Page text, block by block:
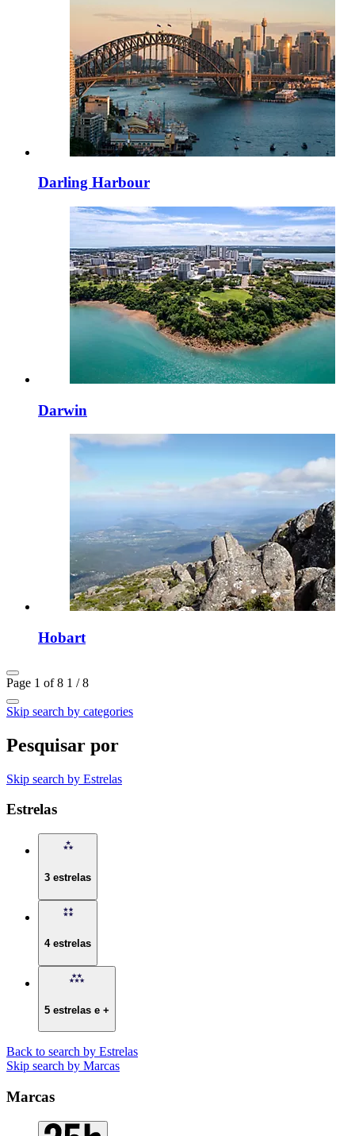
Darling Harbour
Darwin
Hobart
Page 1 of 8 1 / 8
Skip search by categories
Pesquisar por
Skip search by Estrelas
Estrelas
3 estrelas
4 estrelas
5 estrelas e +
Back to search by Estrelas
Skip search by Marcas
Marcas